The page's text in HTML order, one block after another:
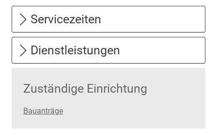
Servicezeiten
Dienstleistungen
Zuständige Einrichtung
Bauanträge